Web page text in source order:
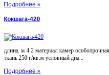
Подробнее »
Кокшага-420
длина, м 4.2 материал камер
ткань 250 г/кв.м условный диа...
Подробнее »